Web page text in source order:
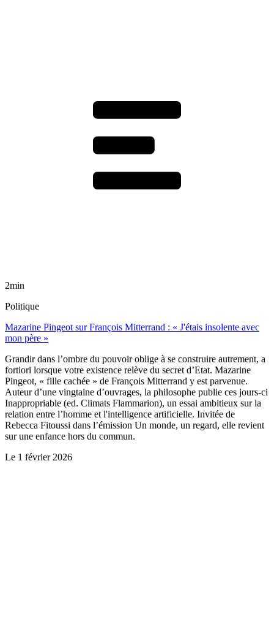
2min
Politique
Mazarine Pingeot sur François Mitterrand : « J'étais insolente avec
mon père »
Grandir dans l’ombre du pouvoir oblige à se construire autrement, a
fortiori lorsque votre existence relève du secret d’Etat. Mazarine
Pingeot, « fille cachée » de François Mitterrand y est parvenue.
Auteur d’une vingtaine d’ouvrages, la philosophe publie ces jours-ci
Inappropriable (ed. Climats Flammarion), un essai ambitieux sur la
relation entre l’homme et l'intelligence artificielle. Invitée de
Rebecca Fitoussi dans l’émission Un monde, un regard, elle revient
sur une enfance hors du commun.
Le 1 février 2026